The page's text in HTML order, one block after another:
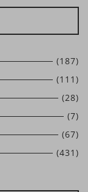
(187)
(111)
(28)
(7)
(67)
(431)